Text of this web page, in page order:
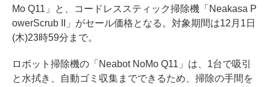
Mo Q11」と、コードレススティック掃除機「Neakasa P
owerScrub II」がセール価格となる。対象期間は12月1日
(木)23時59分まで。
ロボット掃除機の「Neabot NoMo Q11」は、1台で吸引
と水拭き、自動ゴミ収集までできるため、掃除の手間を